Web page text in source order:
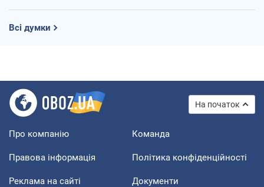
Всі думки
На початок
Про компанію Команда
Правова інформація Політика конфіденційності
Реклама на сайті Документи